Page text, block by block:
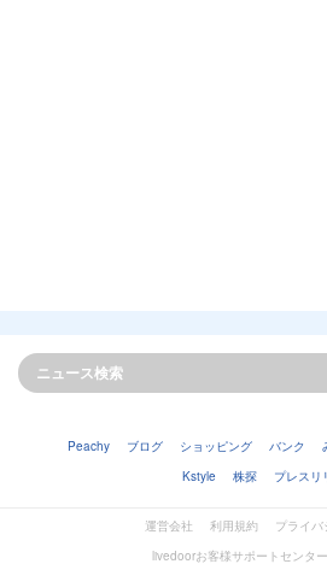
Peachy ブログ ショッピング バンク
Kstyle
株探 プレスリ
運営会社 利用規約
プライバ
livedoorお客様サポートセンター